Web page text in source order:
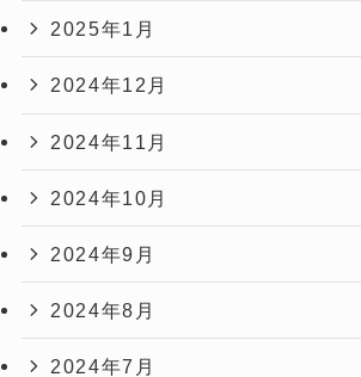
2025年1月
2024年12月
2024年11月
2024年10月
2024年9月
2024年8月
2024年7月